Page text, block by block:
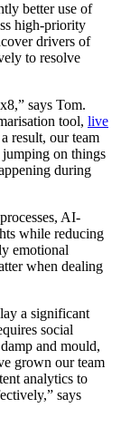
better use of
high-priority
drivers of
to resolve
says Tom.
tool, live
result, our team
on things
during
AI-
while reducing
emotional
when dealing
a significant
social
and mould,
grown our team
analytics to
says